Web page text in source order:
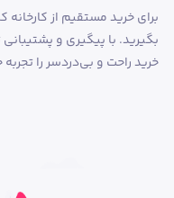
برای خرید مستقیم از
بگیرید. با پیگیری و
خرید راحت و بی‌دردسر را